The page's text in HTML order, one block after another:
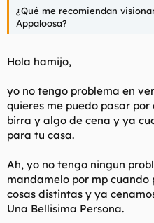
¿Qué me recomiendan
Appaloosa?
Hola hamijo,
yo no tengo problema en
quieres me puedo pasar
birra y algo de cena y ya
para tu casa.
Ah, yo no tengo ningun
mandamelo por mp cuando
cosas distintas y ya
Una Bellisima Persona.